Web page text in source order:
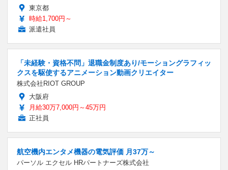
東京都
時給1,700円～
派遣社員
「未経験・資格不問」退職金制度あり/モーショングラフィッ
クスを駆使するアニメーション動画クリエイター
株式会社RIOT GROUP
大阪府
月給30万7,000円～45万円
正社員
航空機内エンタメ機器の電気評価 月37万～
パーソル エクセル HRパートナーズ株式会社